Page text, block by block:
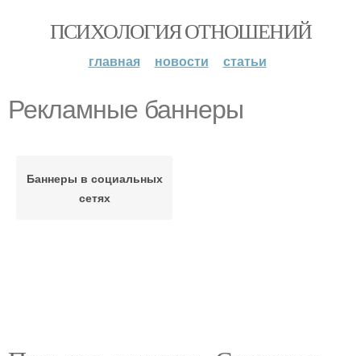
ПСИХОЛОГИЯ ОТНОШЕНИЙ
главная новости статьи
Рекламные баннеры
Баннеры в социальных
сетях